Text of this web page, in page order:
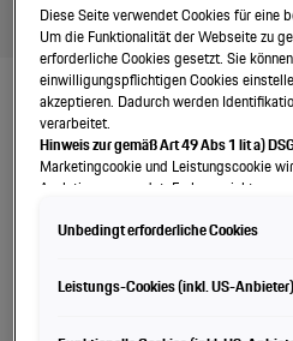
Diese Seite verwendet Cookies für eine
Um die Funktionalität der Webseite zu
erforderliche Cookies gesetzt. Sie
einwilligungspflichtigen Cookies
akzeptieren. Dadurch werden
verarbeitet.
Hinweis zur gemäß Art 49 Abs 1 lit a)
Marketingcookie und Leistungscookie
Analytics verwendet. Es kann nicht
(insbesondere dort an die Google LLC)
und es fehlt an einem
Kommission. Hieraus können sich für
Unbedingt erforderliche Cookies
Leistungs-Cookies (inkl. US-Anbieter)